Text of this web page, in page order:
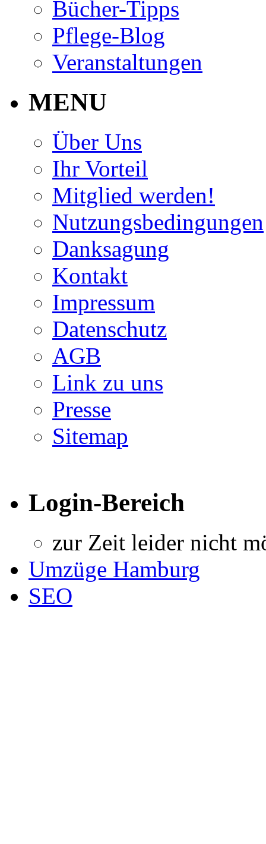
Bücher-Tipps
Pflege-Blog
Veranstaltungen
MENU
Über Uns
Ihr Vorteil
Mitglied werden!
Nutzungsbedingungen
Danksagung
Kontakt
Impressum
Datenschutz
AGB
Link zu uns
Presse
Sitemap
Login-Bereich
zur Zeit leider nicht
Umzüge Hamburg
SEO